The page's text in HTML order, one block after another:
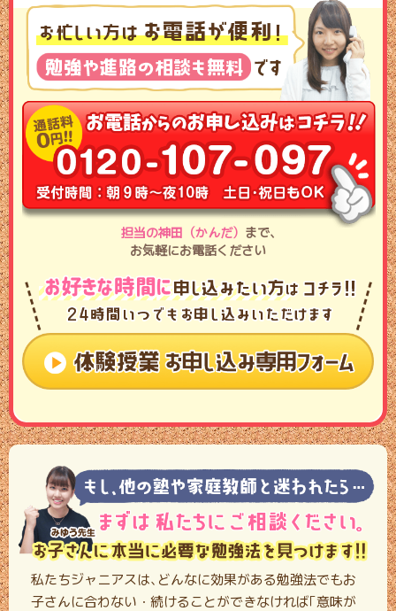
担当の神田（かんだ） まで､
お気軽にお電話ください
私たちジャニアスは､どんなに効果がある勉強法でもお
子さんに合わない・ 続けることができなければ｢意味が